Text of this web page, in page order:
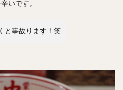
いです。
と事故ります！笑